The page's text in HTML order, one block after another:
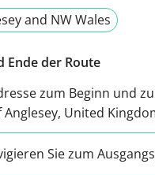
and NW Wales
Ende der Route
zum Beginn und
Anglesey, United
Sie zum